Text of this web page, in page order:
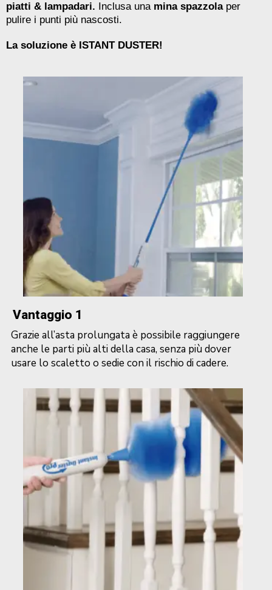
piatti & lampadari. Inclusa una mina spazzolaper
pulire i punti più nascosti.
La soluzione è ISTANT DUSTER!
Vantaggio 1
Grazie all’asta prolungata è possibile raggiungere
anche le parti più alti della casa, senza più dover
usare lo scaletto o sedie con il rischio di cadere.